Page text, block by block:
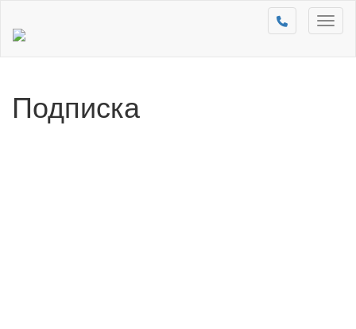
Подписка